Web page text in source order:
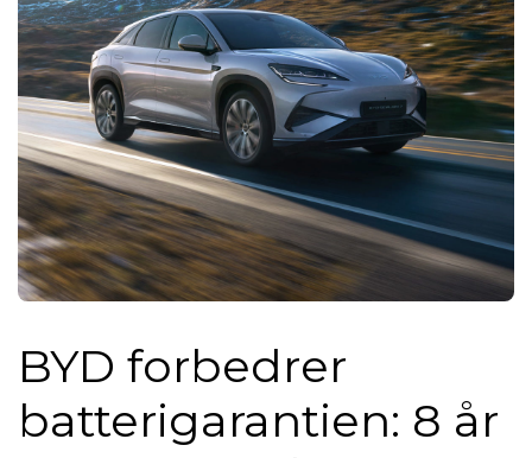
BYD forbedrer
batterigarantien: 8 år